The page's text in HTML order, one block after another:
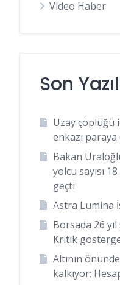
Video Haber
Son
Uzay çöplüğü
enkazı
Bakan
yolcu sayısı
geçti
Astra Lumina
Borsada 26
Kritik gösterge
Altının
kalkıyor: